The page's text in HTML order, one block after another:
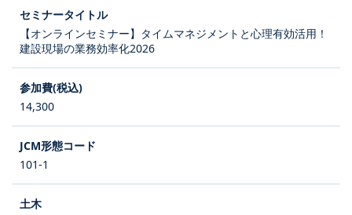
【オンラインセミナー】タイムマネジメントと心理有効活用！
建設現場の業務効率化2026
14,300
101-1